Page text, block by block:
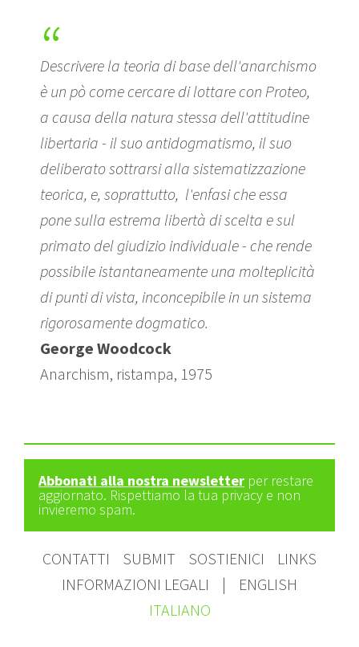
Descrivere la teoria di base dell'anarchismo
è un pò come cercare di lottare con Proteo,
a causa della natura stessa dell'attitudine
libertaria - il suo antidogmatismo, il suo
deliberato sottrarsi alla sistematizzazione
teorica, e, soprattutto, l'enfasi che essa
pone sulla estrema libertà di scelta e sul
primato del giudizio individuale - che rende
possibile istantaneamente una molteplicità
di punti di vista, inconcepibile in un sistema
rigorosamente dogmatico.
George Woodcock
Anarchism, ristampa, 1975
Abbonati alla nostra newsletter per restare
aggiornato. Rispettiamo la tua privacy e non
invieremo spam.
CONTATTI SUBMIT SOSTIENICI
LINKS
INFORMAZIONI LEGALI
|
ENGLISH
ITALIANO